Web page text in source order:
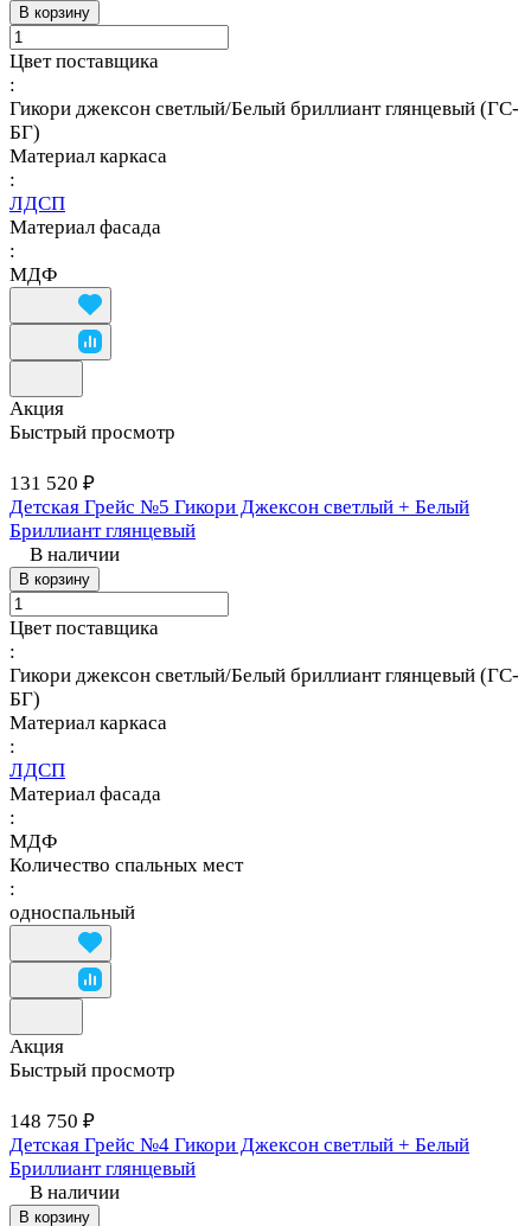
В корзину
Цвет поставщика
:
Гикори джексон светлый/Белый бриллиант глянцевый (ГС-
БГ)
Материал каркаса
:
ЛДСП
Материал фасада
:
МДФ
Акция
Быстрый просмотр
131 520 ₽
Детская Грейс №5 Гикори Джексон светлый + Белый
Бриллиант глянцевый
В наличии
В корзину
Цвет поставщика
:
Гикори джексон светлый/Белый бриллиант глянцевый (ГС-
БГ)
Материал каркаса
:
ЛДСП
Материал фасада
:
МДФ
Количество спальных мест
:
односпальный
Акция
Быстрый просмотр
148 750 ₽
Детская Грейс №4 Гикори Джексон светлый + Белый
Бриллиант глянцевый
В наличии
В корзину